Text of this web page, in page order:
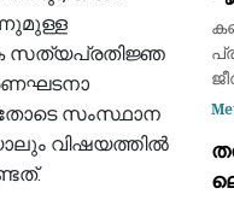
സത്യപ്രതിജ്ഞ
സംസ്ഥാന
വിഷയത്തിൽ